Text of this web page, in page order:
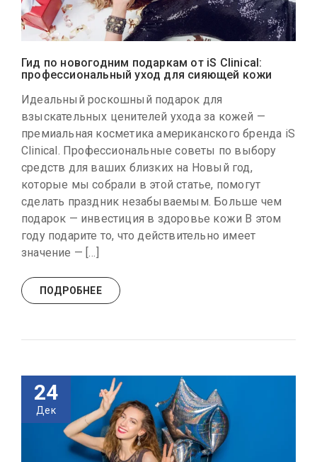
Гид по новогодним подаркам от iS Clinical:
профессиональный уход для сияющей кожи
Идеальный роскошный подарок для
взыскательных ценителей ухода за кожей —
премиальная косметика американского бренда iS
Clinical. Профессиональные советы по выбору
средств для ваших близких на Новый год,
которые мы собрали в этой статье, помогут
сделать праздник незабываемым. Больше чем
подарок — инвестиция в здоровье кожи В этом
году подарите то, что действительно имеет
значение — […]
ПОДРОБНЕЕ
24
Дек